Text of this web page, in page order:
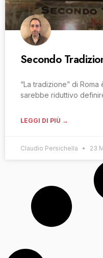
Secondo
“La tradizione” di
sarebbe riduttivo
LEGGI DI PIÙ →
Claudio Persichella 23